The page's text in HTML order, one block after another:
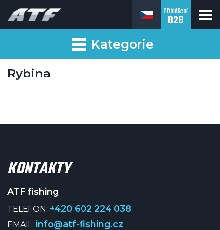
Přihlášení
B2B
Kategorie
Rybina
KONTAKTY
ATF fishing
TELEFON: +420 602 224 038
EMAIL: info@atf-fishing.cz